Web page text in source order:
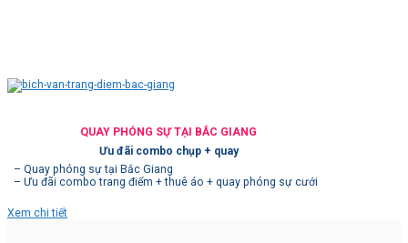
QUAY PHÓNG SỰ TẠI BẮC GIANG
Ưu đãi combo chụp + quay
– Quay phóng sự tại Bắc Giang
– Ưu đãi combo trang điểm + thuê áo + quay phóng sự cưới
Xem chi tiết